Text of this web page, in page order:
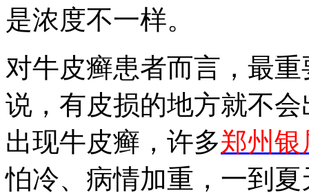
是浓度不一样。
对牛皮癣患者而言，最
说，有皮损的地方就不
出现牛皮癣，许多郑州
怕冷、病情加重，一到